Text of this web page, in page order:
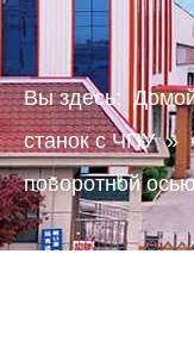
Вы здесь:
станок с ЧПУ »
поворотной